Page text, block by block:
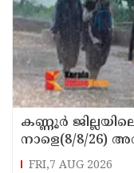
കണ്ണൂർ
നാളെ(8/8/26)
FRI,7 AUG 2026